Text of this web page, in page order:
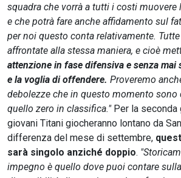
squadra che vorrà a tutti i costi muovere
e che potrà fare anche affidamento sul
per noi questo conta relativamente.
affrontate alla stessa maniera, e cioè
attenzione in fase difensiva e senza
e la voglia di offendere. Proveremo
debolezze che in questo momento sono
quello zero in classifica."Per la seconda
giovani Titani giocheranno lontano da
differenza del mese di settembre,
sarà singolo anziché doppio.
impegno è quello dove puoi contare